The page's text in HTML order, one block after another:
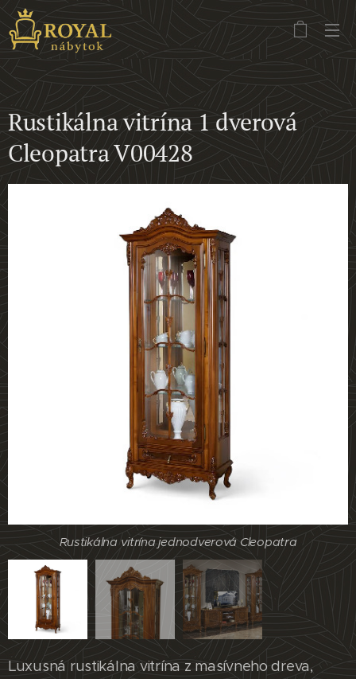
Rustikálna vitrína 1 dverová
Cleopatra V00428
Rustikálna vitrína jednodverová Cleopatra
Rustikálna vitrína jednodverová Cleopatra
Luxusná rustikálna vitrína z masívneho dreva,